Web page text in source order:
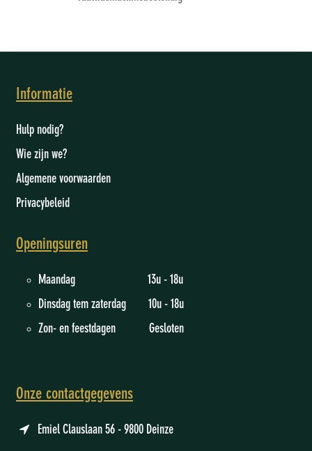
Informatie
Hulp nodig?
Wie zijn we?
Algemene voorwaarden
Privacybeleid
Openingsuren
Maandag 13u - 18u
Dinsdag tem zaterdag 10u - 18u
Zon- en feestdagen Gesloten
Onze contactgegevens
Emiel Clauslaan 56 - 9800 Deinze